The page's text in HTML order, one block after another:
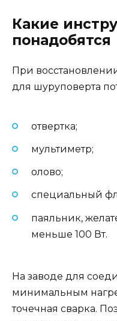
Какие
понадобятся
При
для шуруповерта
отвертка;
мультиметр;
олово;
специальный
паяльник,
меньше 100 Вт.
На заводе для
минимальным
точечная сварка.